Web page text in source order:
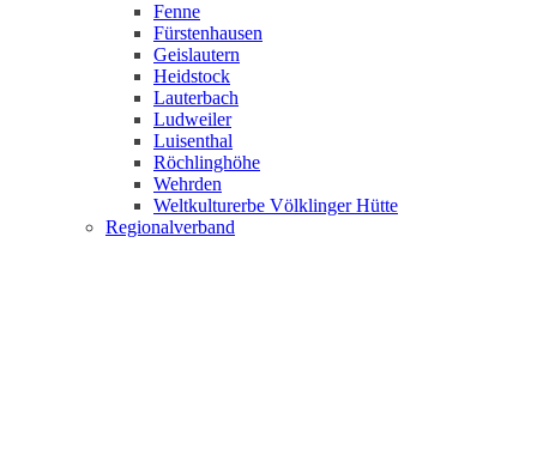
Fenne
Fürstenhausen
Geislautern
Heidstock
Lauterbach
Ludweiler
Luisenthal
Röchlinghöhe
Wehrden
Weltkulturerbe Völklinger Hütte
Regionalverband